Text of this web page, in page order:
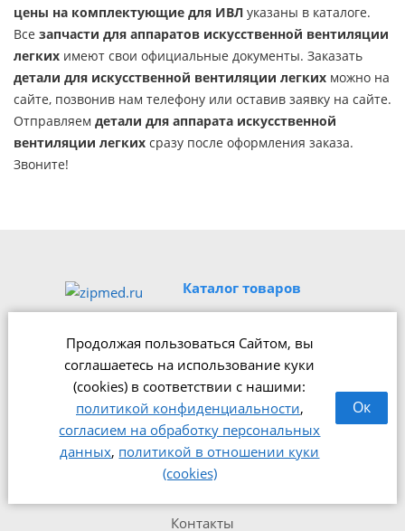
Продолжая пользоваться Сайтом, вы
соглашаетесь на использование куки
(cookies) в соответствии с нашими:
политикой конфиденциальности,
согласием на обработку персональных
данных, политикой в отношении куки
(cookies)
Ок
цены на комплектующие для ИВЛ указаны в каталоге.
Все запчасти для аппаратов искусственной вентиляции
легких имеют свои официальные документы. Заказать
детали для искусственной вентиляции легких можно на
сайте, позвонив нам телефону или оставив заявку на сайте.
Отправляем детали для аппарата искусственной
вентиляции легких сразу после оформления заказа.
Звоните!
Каталог товаров
По производителям
Все товары с фото
Как купить
Вопрос-ответ
Контакты